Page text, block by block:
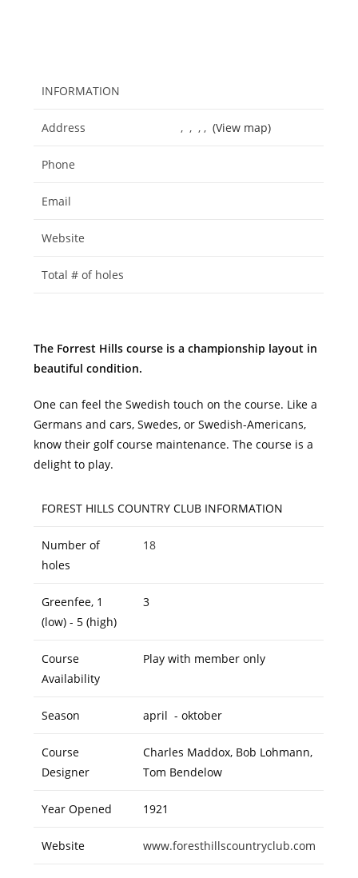
INFORMATION
Address , , , ,(View map)
Phone
Email
Website
Total # of holes
The Forrest Hills course is a championship layout in
beautiful condition.
One can feel the Swedish touch on the course. Like a
Germans and cars, Swedes, or Swedish-Americans,
know their golf course maintenance. The course is a
delight to play.
FOREST HILLS COUNTRY CLUB INFORMATION
Number of
holes
18
Greenfee, 1
(low) - 5 (high)
3
Course
Availability
Play with member only
Season april - oktober
Course
Designer
Charles Maddox, Bob Lohmann,
Tom Bendelow
Year Opened 1921
Website www.foresthillscountryclub.com